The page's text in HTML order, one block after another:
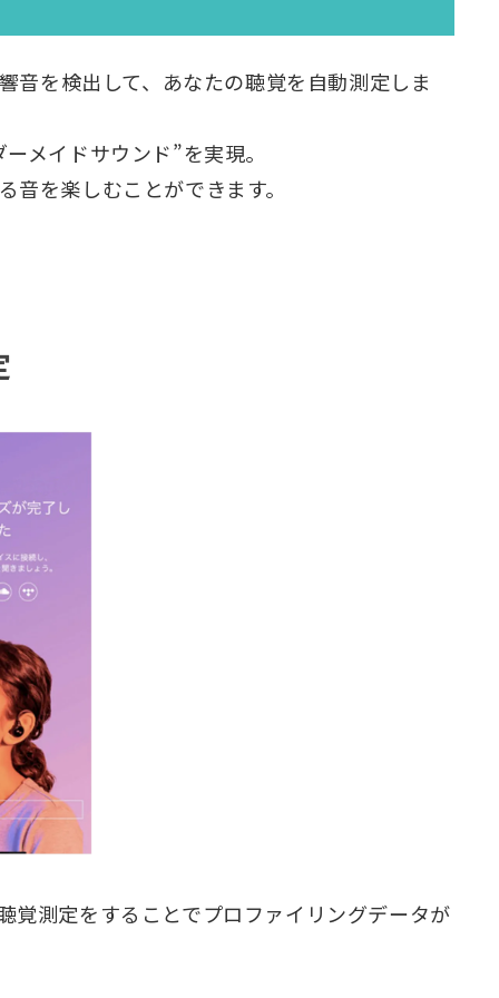
音を検出して、あなたの聴覚を自動測定しま
メイドサウンド”を実現。
を楽しむことができます。
覚測定をすることでプロファイリングデータが